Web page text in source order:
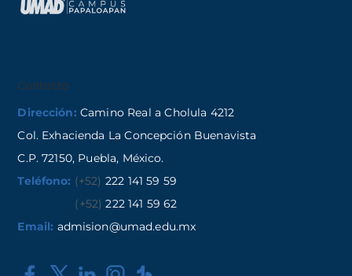
Contacto
Dirección: Camino Real a Cholula 4212
Col. Exhacienda La Concepción Buenavista
C.P. 72150, Puebla, México.
Teléfono: (+52) 222 141 59 59
(+52) 222 141 59 62
Email: admision@umad.edu.mx